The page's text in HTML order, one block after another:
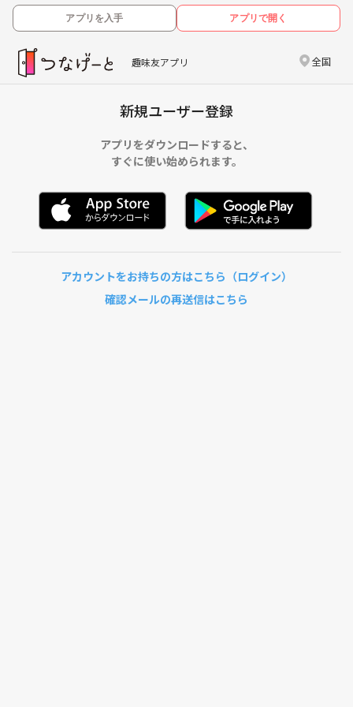
アプリを入手 アプリで開く
趣味友アプリ 全国
新規ユーザー登録
アプリをダウンロードすると、
すぐに使い始められます。
アカウントをお持ちの方はこちら（ログイン）
確認メールの再送信はこちら